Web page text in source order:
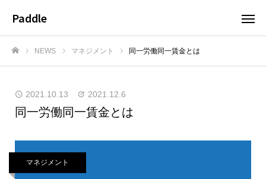
Paddle
NEWS マネジメント 同一労働同一賃金とは
2021.10.13 2021.12.6
同一労働同一賃金とは
マネジメント